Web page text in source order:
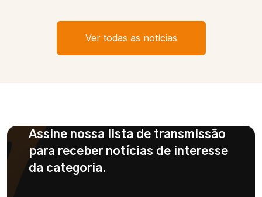
Ver todas as notícias
Assine nossa lista de transmissão
para receber notícias de interesse
da categoria.